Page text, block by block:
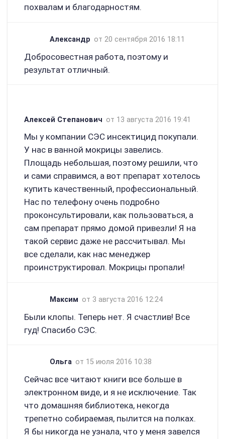
похвалам и благодарностям.
Александр от 20 сентября 2016 18:11
Добросовестная работа, поэтому и
результат отличный.
Алексей Степанович от 13 августа 2016 19:41
Мы у компании СЭС инсектицид покупали.
У нас в ванной мокрицы завелись.
Площадь небольшая, поэтому решили, что
и сами справимся, а вот препарат хотелось
купить качественный, профессиональный.
Нас по телефону очень подробно
проконсультировали, как пользоваться, а
сам препарат прямо домой привезли! Я на
такой сервис даже не рассчитывал. Мы
все сделали, как нас менеджер
проинструктировал. Мокрицы пропали!
Максим от 3 августа 2016 12:24
Были клопы. Теперь нет. Я счастлив! Все
гуд! Спасибо СЭС.
Ольга от 15 июля 2016 10:38
Сейчас все читают книги все больше в
электронном виде, и я не исключение. Так
что домашняя библиотека, некогда
трепетно собираемая, пылится на полках.
Я бы никогда не узнала, что у меня завелся